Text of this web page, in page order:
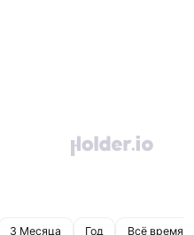
3 Месяца Год Всё время